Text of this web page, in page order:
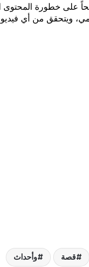
على خطورة
ويتحقق من أي
قصة وأحداث